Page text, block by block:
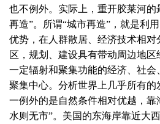
也不例外。实际上，重开胶莱河的
再造”。所谓“城市再造”，就是利
优势，在人群散居、经济技术相
区，规划、建设具有带动周边地
一定辐射和聚集功能的经济、社
聚集中心。分析世界上几乎所有
一例外的是自然条件相对优越，靠
水则无市”。美国的东海岸靠近大